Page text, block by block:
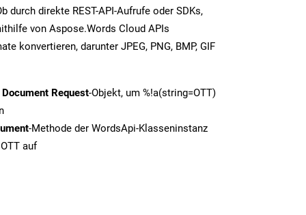
durch direkte REST-API-Aufrufe oder SDKs,
von Aspose.Words Cloud APIs
konvertieren, darunter JPEG, PNG, BMP, GIF
Request-Objekt, um %!a(string=OTT)
-Methode der WordsApi-Klasseninstanz
auf